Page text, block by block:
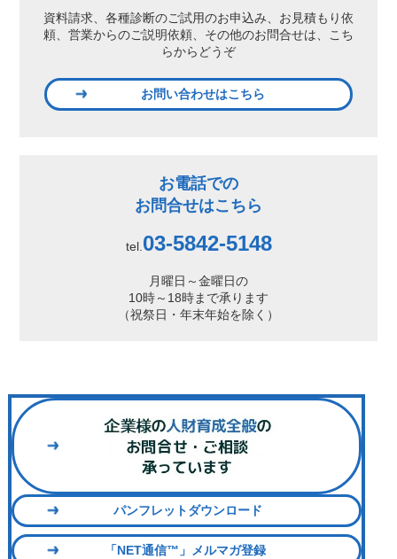
資料請求、各種診断のご試用のお申込み、 お見積もり依
頼、営業からのご説明依頼、 その他のお問合せは、こち
らからどうぞ
お問い合わせはこちら
お電話での
お問合せはこちら
tel. 03-5842-5148
月曜日～金曜日の
10時～18時まで承ります
（祝祭日・年末年始を除く）
パンフレットダウンロード
「NET通信™」メルマガ登録